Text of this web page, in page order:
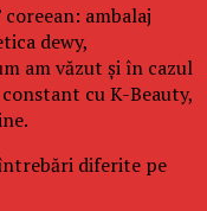
ambalaj
dewy,
am văzut și în cazul
cu K-Beauty,
diferite pe